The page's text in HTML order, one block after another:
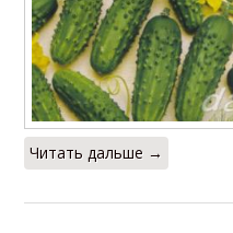
Читать дальше →